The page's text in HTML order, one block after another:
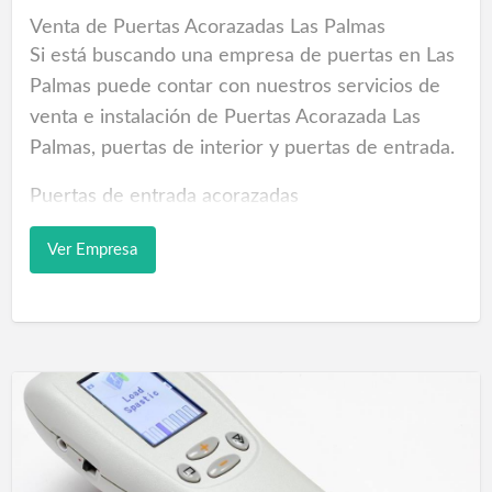
‎Zapatillas de Hombre / ‎Mujer
Tiendas deportes Las Palmas
Venta de Puertas Acorazadas Las Palmas
Si está buscando una empresa de puertas en Las
Palmas puede contar con nuestros servicios de
venta e instalación de Puertas Acorazada Las
Palmas, puertas de interior y puertas de entrada.
Puertas de entrada acorazadas
Las diferencias entre puerta blindada y puerta
acorazada son principalmente de seguridad. Una
una puerta blindada, al ser diseñada con los
fortaleza así como complementos de seguridad
que tienen resistencia ante los ataques de los
ladrones profesionales, como garras de anclaje,
cerraduras especiales Multipunto de engranajes
Ver Empresa